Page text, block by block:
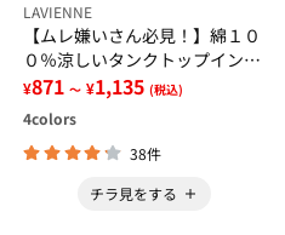
LAVIENNE
【ムレ嫌いさん必見！】綿１０
０％涼しいタンクトップインナ
ー＜さらりラボ＞
¥871 ～ ¥1,135 (税込)
4colors
38件
チラ見をする